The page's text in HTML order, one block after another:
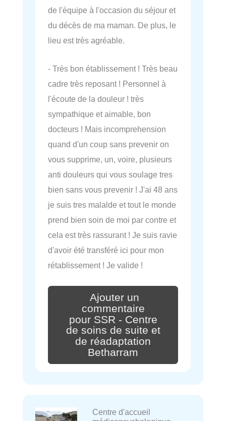
de l'équipe à l'occasion du séjour et
du décès de ma maman. De plus, le
lieu est très agréable.
- Très bon établissement ! Très beau
cadre très reposant ! Personnel à
l'écoute de la douleur ! très
sympathique et aimable, bon
docteurs ! Mais incomprehension
quand d'un coup sans prevenir on
vous supprime, un, voire, plusieurs
anti douleurs qui vous soulage tres
bien sans vous prevenir ! J'ai 48 ans
je suis tres malalde et tout le monde
prend bien soin de moi par contre et
cela est très rassurant ! Je suis ravie
d'avoir été transféré ici pour mon
rétablissement ! Je valide !
Ajouter un
commentaire
pour SSR - Centre
de soins de suite et
de réadaptation
Betharram
Centre d'accueil